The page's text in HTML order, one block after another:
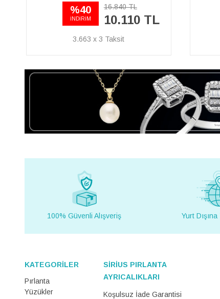
44.440 TL
31.110 TL
11.272 x 3
100% Güvenli Alışveriş Yurt
KATEGORİLER
Pırlanta
Yüzükler
SİRİUS PIRLANTA
AYRICALIKLARI
Koşulsuz İade Garantisi